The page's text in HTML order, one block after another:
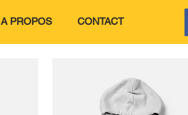
A PROPOS CONTACT